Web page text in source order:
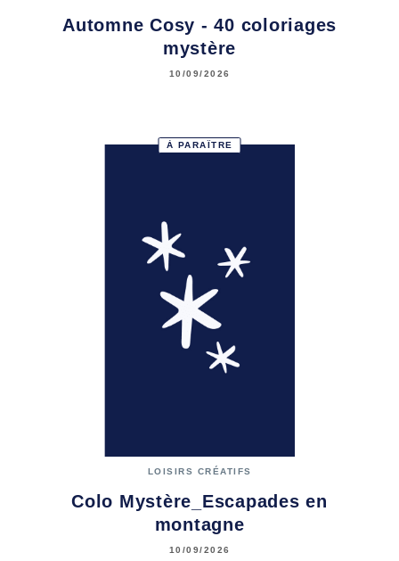
Automne Cosy - 40 coloriages
mystère
10/09/2026
À PARAÎTRE
LOISIRS CRÉATIFS
Colo Mystère_Escapades en
montagne
10/09/2026